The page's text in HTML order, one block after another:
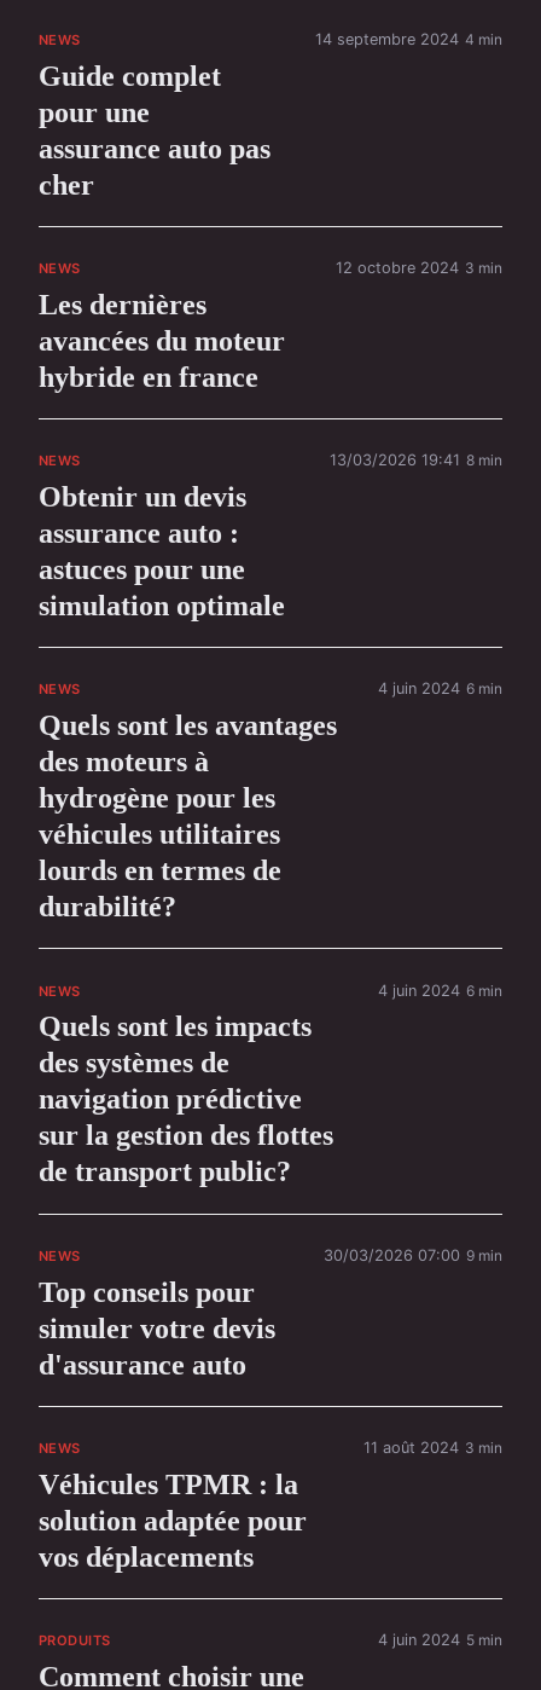
NEWS
Guide complet
pour une
assurance auto pas
cher
14 septembre 2024 4 min
NEWS
Les dernières
avancées du moteur
hybride en france
12 octobre 2024 3 min
NEWS
Obtenir un devis
assurance auto :
astuces pour une
simulation optimale
13/03/2026 19:41 8 min
NEWS
Quels sont les avantages
des moteurs à
hydrogène pour les
véhicules utilitaires
lourds en termes de
durabilité?
4 juin 2024 6 min
NEWS
Quels sont les impacts
des systèmes de
navigation prédictive
sur la gestion des flottes
de transport public?
4 juin 2024 6 min
NEWS
Top conseils pour
simuler votre devis
d'assurance auto
30/03/2026 07:00 9 min
NEWS
Véhicules TPMR : la
solution adaptée pour
vos déplacements
11 août 2024 3 min
PRODUITS
Comment choisir une
4 juin 2024 5 min